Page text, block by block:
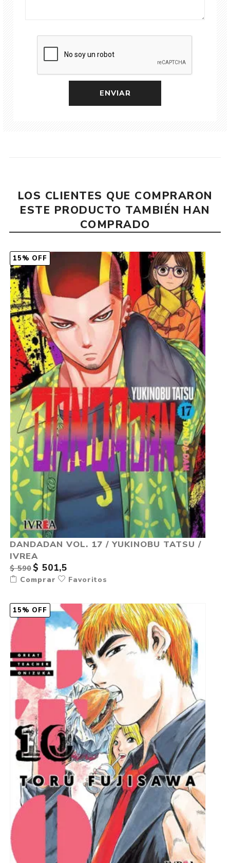
LOS CLIENTES QUE COMPRARON
ESTE PRODUCTO TAMBIÉN HAN
COMPRADO
15% OFF
DANDADAN VOL. 17 / YUKINOBU TATSU /
IVREA
$ 590 $ 501,5
Comprar Favoritos
15% OFF